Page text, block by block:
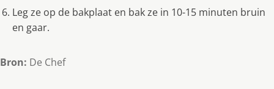
Leg ze op de bakplaat en bak ze in 10-15 minuten bruin
en gaar.
Bron: De Chef